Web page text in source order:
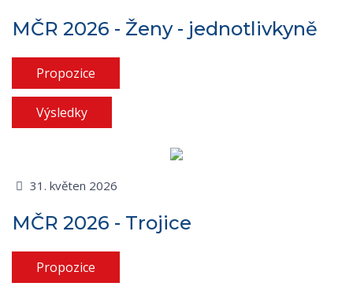
MČR 2026 - Ženy - jednotlivkyně
Propozice
Výsledky
31. květen 2026
MČR 2026 - Trojice
Propozice